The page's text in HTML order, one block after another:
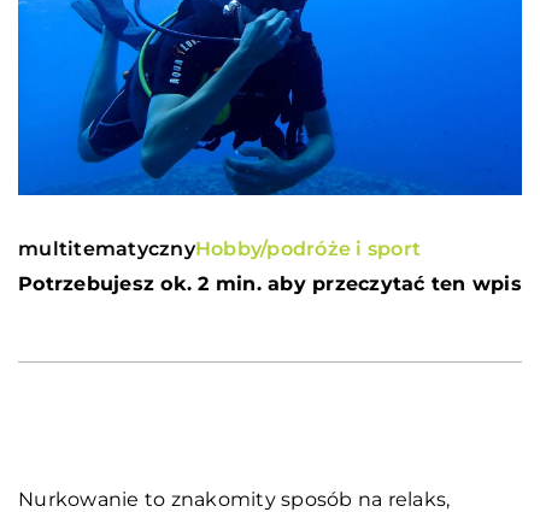
multitematycznyHobby/podróże i sport
Potrzebujesz ok. 2 min. aby przeczytać ten wpis
Nurkowanie to znakomity sposób na relaks,